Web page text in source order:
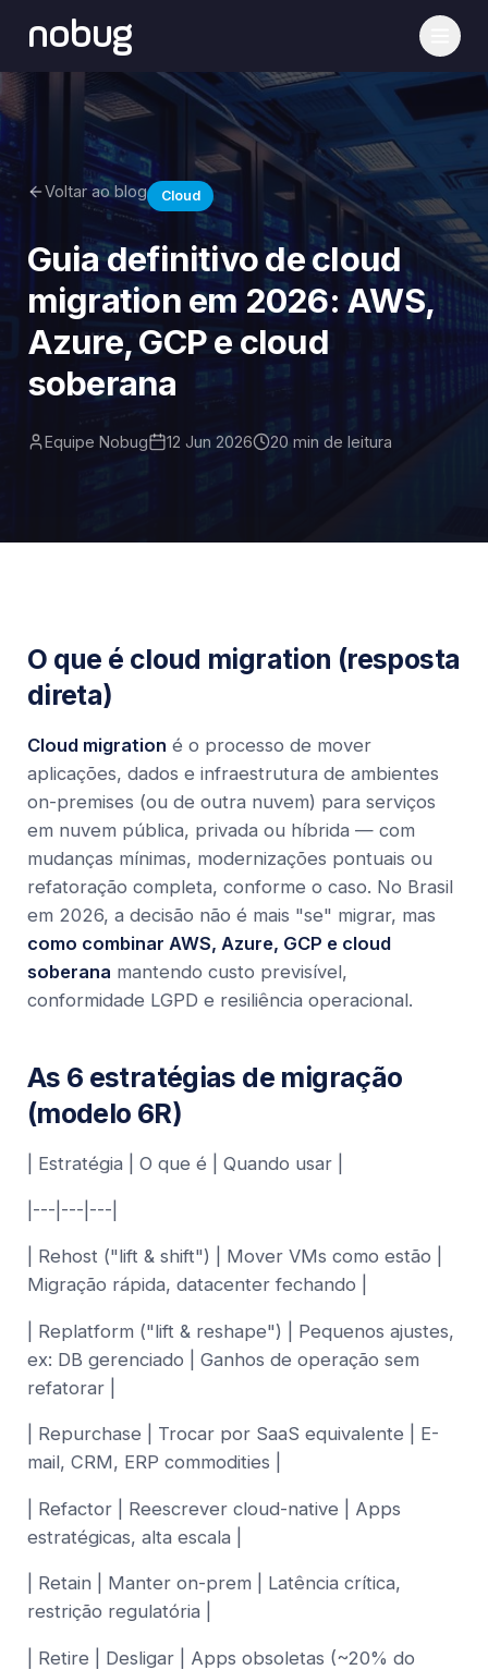
nobug
Voltar ao blog Cloud
Guia definitivo de cloud
migration em 2026: AWS,
Azure, GCP e cloud
soberana
Equipe Nobug 12 Jun 2026 20 min de leitura
O que é cloud migration (resposta
direta)
Cloud migration é o processo de mover
aplicações, dados e infraestrutura de ambientes
on-premises (ou de outra nuvem) para serviços
em nuvem pública, privada ou híbrida — com
mudanças mínimas, modernizações pontuais ou
refatoração completa, conforme o caso. No Brasil
em 2026, a decisão não é mais "se" migrar, mas
como combinar AWS, Azure, GCP e cloud
soberana mantendo custo previsível,
conformidade LGPD e resiliência operacional.
As 6 estratégias de migração
(modelo 6R)
| Estratégia | O que é | Quando usar |
|---|---|---|
| Rehost ("lift & shift") | Mover VMs como estão |
Migração rápida, datacenter fechando |
| Replatform ("lift & reshape") | Pequenos ajustes,
ex: DB gerenciado | Ganhos de operação sem
refatorar |
| Repurchase | Trocar por SaaS equivalente | E-
mail, CRM, ERP commodities |
| Refactor | Reescrever cloud-native | Apps
estratégicas, alta escala |
| Retain | Manter on-prem | Latência crítica,
restrição regulatória |
| Retire | Desligar | Apps obsoletas (~20% do